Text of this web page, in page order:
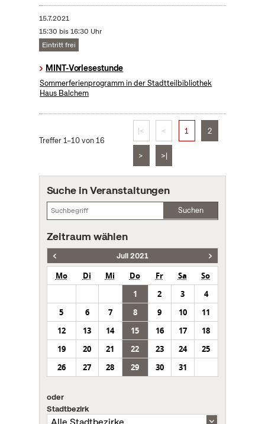
15.7.2021
15:30 bis 16:30 Uhr
Eintritt frei
MINT-Vorlesestunde
Sommerferienprogramm in der Stadtteilbibliothek
Haus Balchem
Treffer 1–10 von 16
|< < 1 2
> >|
Suche in Veranstaltungen
Suchen
Zeitraum wählen
Juli 2021
Mo Di Mi Do Fr Sa
So
1
2 3
4
5
6 7 8 9 10
11
12
13 14 15 16 17
18
19
20 21 22 23 24
25
26
27 28 29 30 31
oder
Stadtbezirk